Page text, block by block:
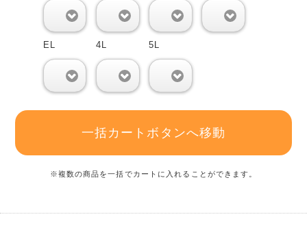
EL 4L 5L
一括カートボタンへ移動
※複数の商品を一括でカートに入れることができます。